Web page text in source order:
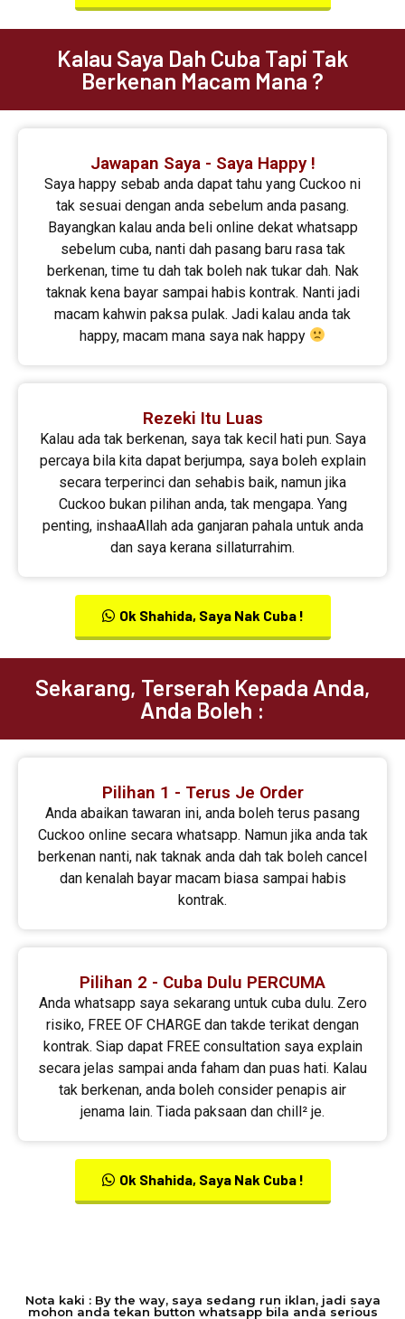
Kalau Saya Dah Cuba Tapi Tak
Berkenan Macam Mana ?
Jawapan Saya - Saya Happy !
Saya happy sebab anda dapat tahu yang Cuckoo ni
tak sesuai dengan anda sebelum anda pasang.
Bayangkan kalau anda beli online dekat whatsapp
sebelum cuba, nanti dah pasang baru rasa tak
berkenan, time tu dah tak boleh nak tukar dah. Nak
taknak kena bayar sampai habis kontrak. Nanti jadi
macam kahwin paksa pulak. Jadi kalau anda tak
happy, macam mana saya nak happy
Rezeki Itu Luas
Kalau ada tak berkenan, saya tak kecil hati pun. Saya
percaya bila kita dapat berjumpa, saya boleh explain
secara terperinci dan sehabis baik, namun jika
Cuckoo bukan pilihan anda, tak mengapa. Yang
penting, inshaaAllah ada ganjaran pahala untuk anda
dan saya kerana sillaturrahim.
Ok Shahida, Saya Nak Cuba !
Sekarang, Terserah Kepada Anda,
Anda Boleh :
Pilihan 1 - Terus Je Order
Anda abaikan tawaran ini, anda boleh terus pasang
Cuckoo online secara whatsapp. Namun jika anda tak
berkenan nanti, nak taknak anda dah tak boleh cancel
dan kenalah bayar macam biasa sampai habis
kontrak.
Pilihan 2 - Cuba Dulu PERCUMA
Anda whatsapp saya sekarang untuk cuba dulu. Zero
risiko, FREE OF CHARGE dan takde terikat dengan
kontrak. Siap dapat FREE consultation saya explain
secara jelas sampai anda faham dan puas hati. Kalau
tak berkenan, anda boleh consider penapis air
jenama lain. Tiada paksaan dan chill² je.
Ok Shahida, Saya Nak Cuba !
Nota kaki : By the way, saya sedang run iklan, jadi saya
mohon anda tekan button whatsapp bila anda serious